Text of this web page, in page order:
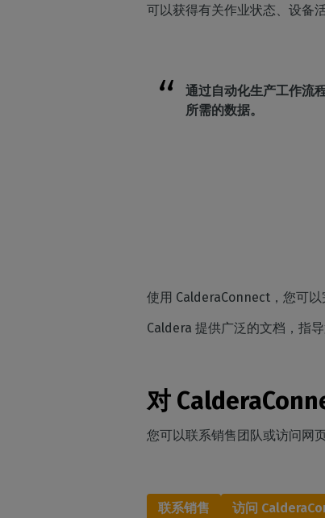
可以获得有关作业状态、设备
通过自动化生产工作流
所需的数据。
使用 CalderaConnect，您可以
Caldera 提供广泛的文档，指
对
您可以联系销售团队或访问网
联系销售 访问